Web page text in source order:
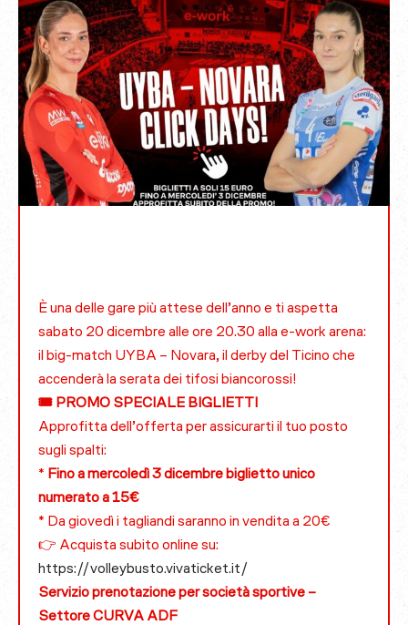
È una delle gare più attese dell’anno e ti aspetta
sabato 20 dicembre alle ore 20.30 alla e-work arena:
il big-match UYBA – Novara, il derby del Ticino che
accenderà la serata dei tifosi biancorossi!
🎟 PROMO SPECIALE BIGLIETTI
Approfitta dell’offerta per assicurarti il tuo posto
sugli spalti:
* Fino a mercoledì 3 dicembre biglietto unico
numerato a 15€
* Da giovedì i tagliandi saranno in vendita a 20€
👉 Acquista subito online su:
https://volleybusto.vivaticket.it/
Servizio prenotazione per società sportive –
Settore CURVA ADF